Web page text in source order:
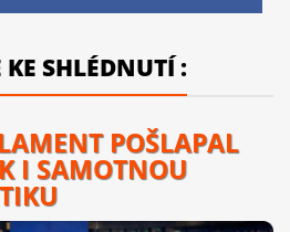
KE SHLÉDNUTÍ :
POŠLAPAL
I SAMOTNOU